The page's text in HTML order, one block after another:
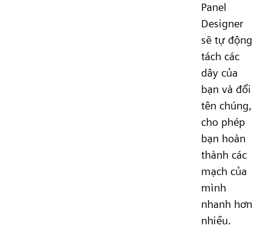
Panel
Designer
sẽ tự động
tách các
dây của
bạn và đổi
tên chúng,
cho phép
bạn hoàn
thành các
mạch của
mình
nhanh hơn
nhiều.